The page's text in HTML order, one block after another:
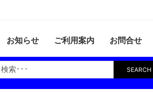
お知らせ ご利用案内 お問合せ
SEARCH